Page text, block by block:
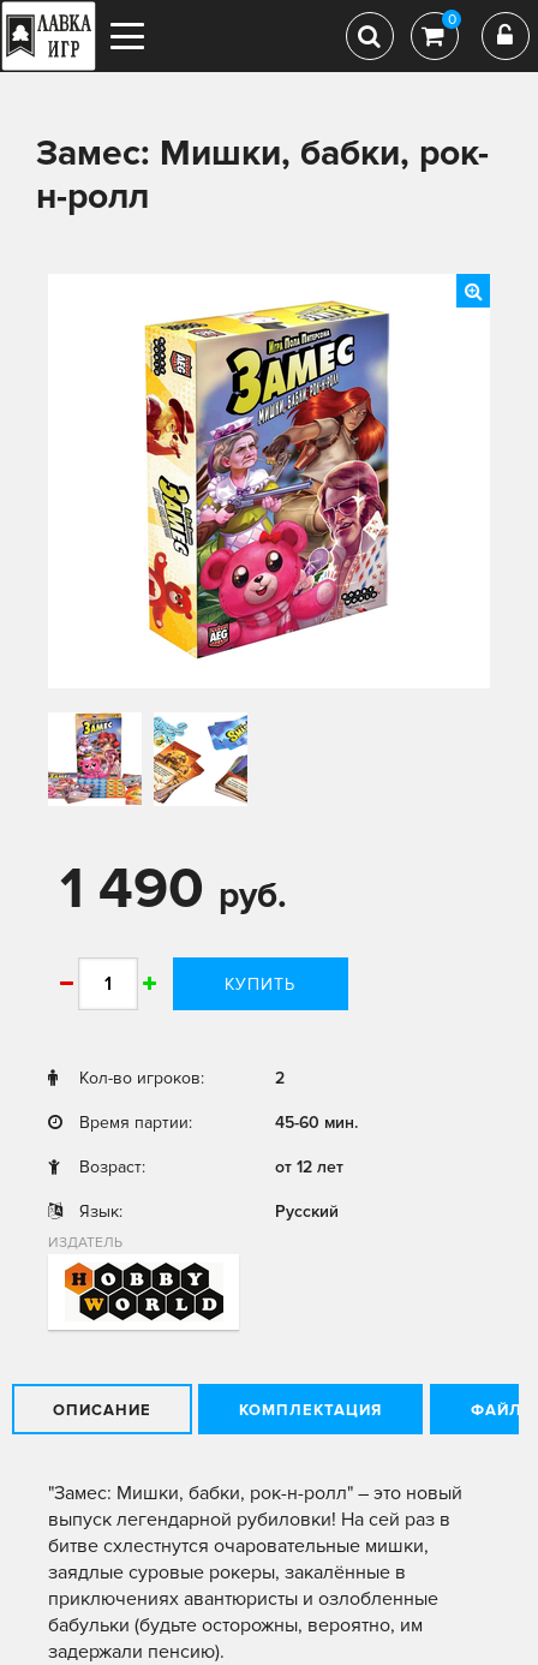
0
Замес: Мишки, бабки, рок-
н-ролл
1 490 руб.
КУПИТЬ
Кол-во игроков: 2
Время партии: 45-60 мин.
Возраст: от 12 лет
Язык: Русский
ИЗДАТЕЛЬ
ОПИСАНИЕ КОМПЛЕКТАЦИЯ ФАЙЛЫ
"Замес: Мишки, бабки, рок-н-ролл" – это новый
выпуск легендарной рубиловки! На сей раз в
битве схлестнутся очаровательные мишки,
заядлые суровые рокеры, закалённые в
приключениях авантюристы и озлобленные
бабульки (будьте осторожны, вероятно, им
задержали пенсию).